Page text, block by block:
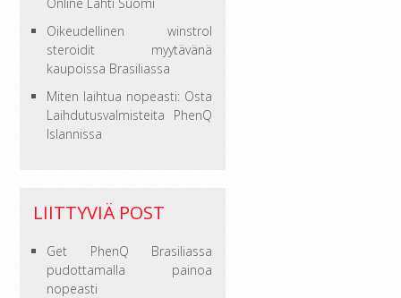
Oikeudellinen winstrol
steroidit myytävänä
kaupoissa Brasiliassa
Miten laihtua nopeasti: Osta
Laihdutusvalmisteita PhenQ
Islannissa
LIITTYVIÄ POST
Get PhenQ Brasiliassa
pudottamalla painoa
nopeasti